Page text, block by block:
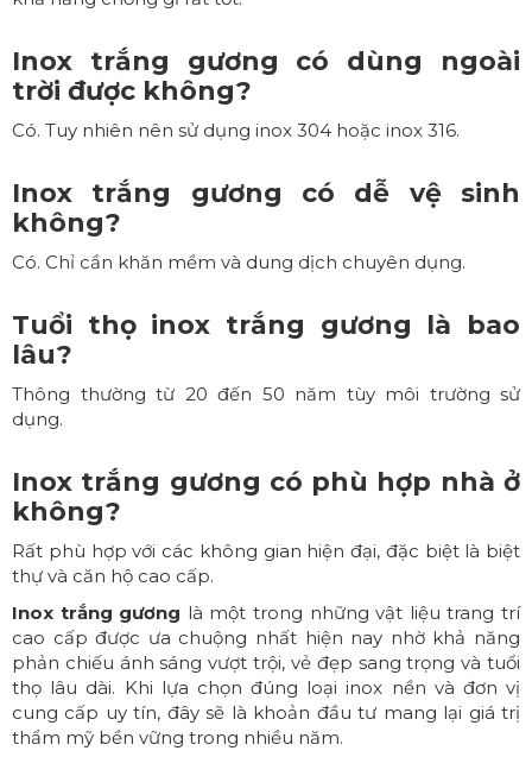
Inox trắng gương có dùng ngoài
trời được không?
Có. Tuy nhiên nên sử dụng inox 304 hoặc inox 316.
Inox trắng gương có dễ vệ sinh
không?
Có. Chỉ cần khăn mềm và dung dịch chuyên dụng.
Tuổi thọ inox trắng gương là bao
lâu?
Thông thường từ 20 đến 50 năm tùy môi trường sử
dụng.
Inox trắng gương có phù hợp nhà ở
không?
Rất phù hợp với các không gian hiện đại, đặc biệt là biệt
thự và căn hộ cao cấp.
Inox trắng gương là một trong những vật liệu trang trí
cao cấp được ưa chuộng nhất hiện nay nhờ khả năng
phản chiếu ánh sáng vượt trội, vẻ đẹp sang trọng và tuổi
thọ lâu dài. Khi lựa chọn đúng loại inox nền và đơn vị
cung cấp uy tín, đây sẽ là khoản đầu tư mang lại giá trị
thẩm mỹ bền vững trong nhiều năm.